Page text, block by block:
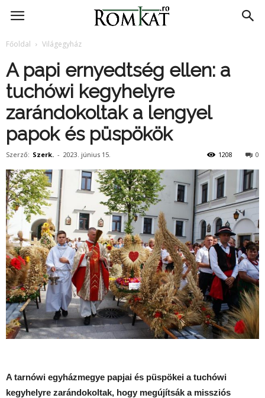
RomKat.ro
Főoldal Világegyház
A papi ernyedtség ellen: a
tuchówi kegyhelyre
zarándokoltak a lengyel
papok és püspökök
Szerző: Szerk. - 2023. június 15. 0
1208
A tarnówi egyházmegye papjai és püspökei a tuchówi
kegyhelyre zarándokoltak, hogy megújítsák a missziós